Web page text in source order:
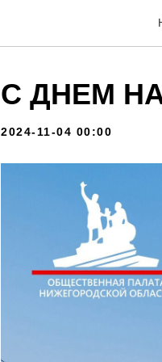
С ДНЕМ
2024-11-04 00:00